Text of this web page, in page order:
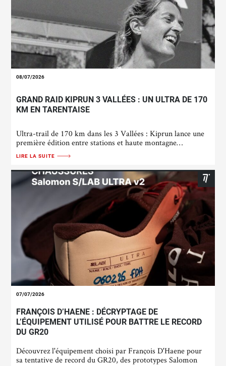
08/07/2026
GRAND RAID KIPRUN 3 VALLÉES : UN ULTRA DE 170
KM EN TARENTAISE
Ultra-trail de 170 km dans les 3 Vallées : Kiprun lance une
première édition entre stations et haute montagne…
LIRE LA SUITE
07/07/2026
FRANÇOIS D’HAENE : DÉCRYPTAGE DE
L’ÉQUIPEMENT UTILISÉ POUR BATTRE LE RECORD
DU GR20
Découvrez l'équipement choisi par François D'Haene pour
sa tentative de record du GR20, des prototypes Salomon